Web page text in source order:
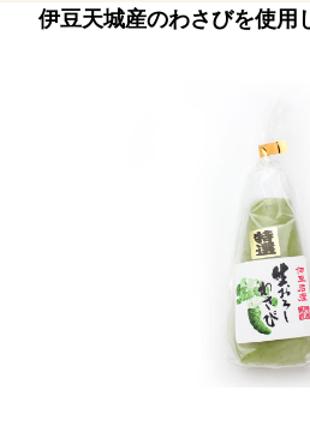
伊豆天城産のわさびを使用